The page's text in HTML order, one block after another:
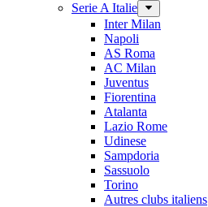
Serie A Italie
Inter Milan
Napoli
AS Roma
AC Milan
Juventus
Fiorentina
Atalanta
Lazio Rome
Udinese
Sampdoria
Sassuolo
Torino
Autres clubs italiens